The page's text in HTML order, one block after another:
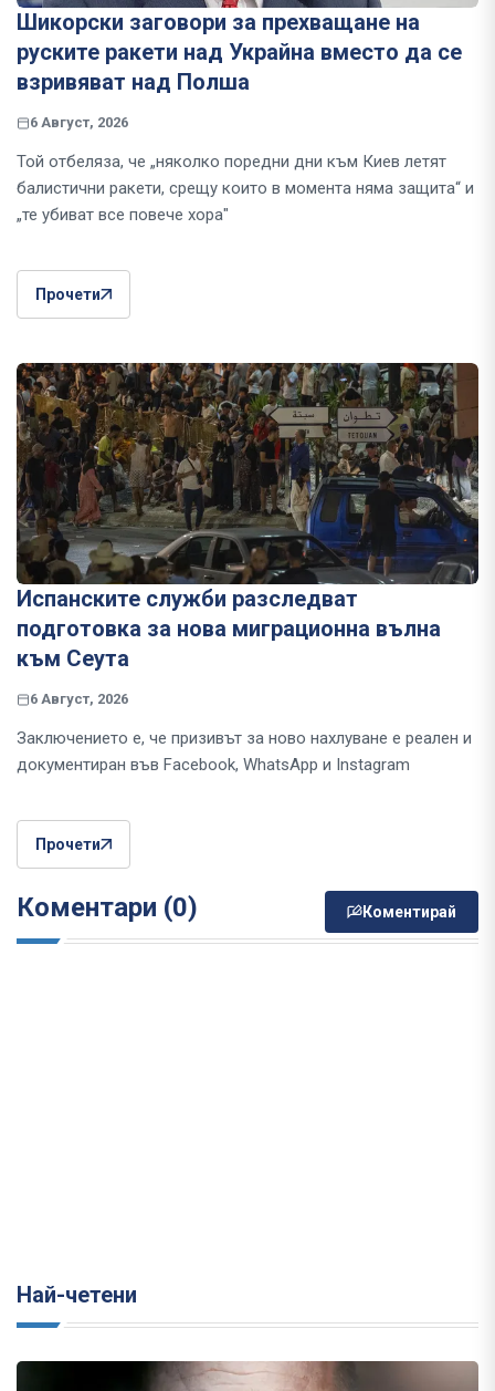
Шикорски заговори за прехващане на
руските ракети над Украйна вместо да се
взривяват над Полша
6 Август, 2026
Той отбеляза, че „няколко поредни дни към Киев летят
балистични ракети, срещу които в момента няма защита“ и
„те убиват все повече хора"
Прочети
Испанските служби разследват
подготовка за нова миграционна вълна
към Сеута
6 Август, 2026
Заключението е, че призивът за ново нахлуване е реален и
документиран във Facebook, WhatsApp и Instagram
Прочети
Коментари (0) Коментирай
Най-четени